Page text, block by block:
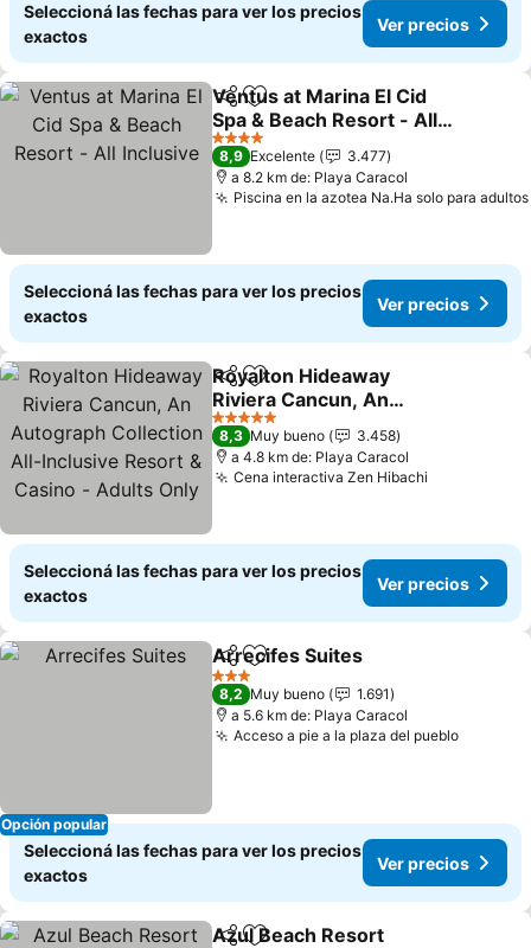
Seleccioná las fechas para ver los precios
exactos
Ver precios
CompartirAñadir a favoritos
Ventus at Marina El Cid
Spa & Beach Resort - All
Inclusive
Ver precios
4 Estrellas
8,9 Excelente
3.477
a 8.2 km de: Playa Caracol
Piscina en la azotea Na.Ha solo para adultos
Seleccioná las fechas para ver los precios
exactos
Ver precios
CompartirAñadir a favoritos
Royalton Hideaway
Riviera Cancun, An
Autograph Collection All-
Inclusive Resort & Casino
- Adults Only
Ver precios
5 Estrellas
8,3 Muy bueno
3.458
a 4.8 km de: Playa Caracol
Cena interactiva Zen Hibachi
Seleccioná las fechas para ver los precios
exactos
Ver precios
Opción popular
CompartirAñadir a favoritos
Arrecifes Suites
3 Estrellas
8,2 Muy bueno
1.691
a 5.6 km de: Playa Caracol
Acceso a pie a la plaza del puebloVer
Seleccioná las fechas para ver los precios
exactos
Ver precios
Azul Beach Resort